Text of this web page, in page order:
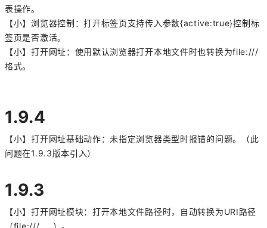
表操作。
【小】浏览器控制：打开标签页支持传入参数{active:true}控制标
签页是否激活。
【小】打开网址：使用默认浏览器打开本地文件时也转换为file:///
格式。
1.9.4
【小】打开网址基础动作：未指定浏览器类型时报错的问题。（此
问题在1.9.3版本引入）
1.9.3
【小】打开网址模块：打开本地文件路径时，自动转换为URI路径
（file:///.....）。